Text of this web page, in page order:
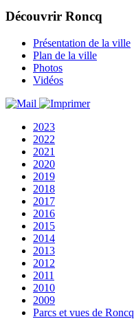
Découvrir Roncq
Présentation de la ville
Plan de la ville
Photos
Vidéos
2023
2022
2021
2020
2019
2018
2017
2016
2015
2014
2013
2012
2011
2010
2009
Parcs et vues de Roncq